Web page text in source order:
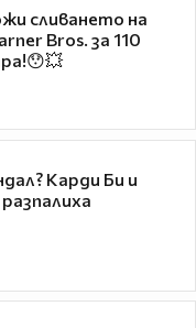
сливането на
Bros. за 110
Карди Би и